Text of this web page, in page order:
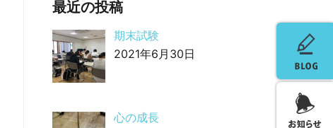
最近の投稿
期末試験
2021年6月30日
心の成長